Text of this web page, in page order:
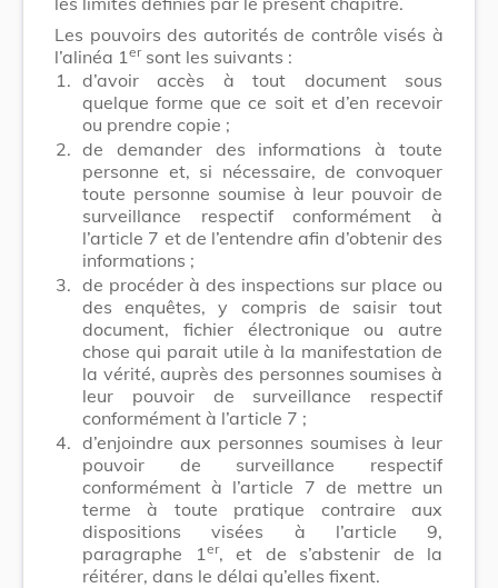
Les pouvoirs des autorités de contrôle visés à
l’alinéa 1 ersont les suivants :
1. d’avoir accès à tout document sous
quelque forme que ce soit et d’en recevoir
ou prendre copie ;
2. de demander des informations à toute
personne et, si nécessaire, de convoquer
toute personne soumise à leur pouvoir de
surveillance respectif conformément à
l’article 7 et de l’entendre afin d’obtenir des
informations ;
3. de procéder à des inspections sur place ou
des enquêtes, y compris de saisir tout
document, fichier électronique ou autre
chose qui parait utile à la manifestation de
la vérité, auprès des personnes soumises à
leur pouvoir de surveillance respectif
conformément à l’article 7 ;
4. d’enjoindre aux personnes soumises à leur
pouvoir de surveillance respectif
conformément à l’article 7 de mettre un
terme à toute pratique contraire aux
dispositions visées à l’article 9,
paragraphe 1 er, et de s’abstenir de la
réitérer, dans le délai qu’elles fixent.